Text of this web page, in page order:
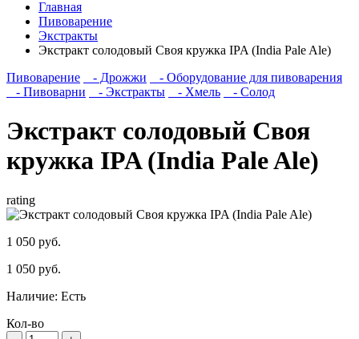
Главная
Пивоварение
Экстракты
Экстракт солодовый Своя кружка IPA (India Pale Ale)
Пивоварение
- Дрожжи
- Оборудование для пивоварения
- Пивоварни
- Экстракты - Хмель - Солод
Экстракт солодовый Своя
кружка IPA (India Pale Ale)
rating
1 050 руб.
1 050 руб.
Наличие: Есть
Кол-во